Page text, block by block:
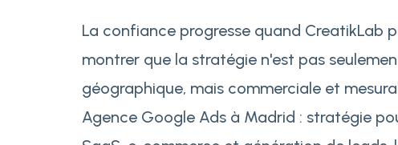
La confiance progresse quand CreatikLab
montrer que la stratégie n'est pas
géographique, mais commerciale et
Agence Google Ads à Madrid : stratégie